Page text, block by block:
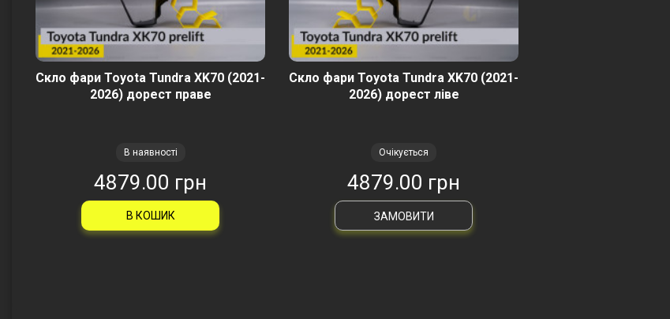
Скло фари Toyota Tundra XK70 (2021-
2026) дорест праве
В наявності
4879.00 грн
В КОШИК
Скло фари Toyota Tundra XK70 (2021-
2026) дорест ліве
Очікується
4879.00 грн
ЗАМОВИТИ